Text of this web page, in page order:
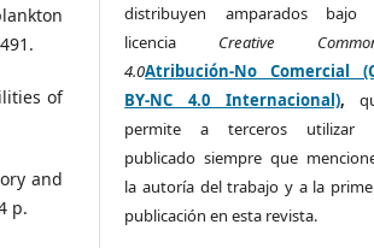
of
and
p.
distribuyen amparados bajo
licencia Creative
4.0Atribución-No Comercial
BY-NC 4.0 Internacional),
permite a terceros utilizar
publicado siempre que
la autoría del trabajo y a la
publicación en esta revista.